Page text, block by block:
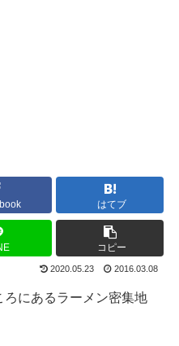
はてブ
コピー
2020.05.23 2016.03.08
にあるラーメン密集地